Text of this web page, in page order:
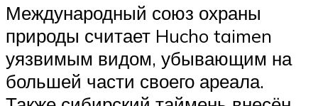
Международный союз охраны
природы считает Hucho taimen
уязвимым видом, убывающим на
большей части своего ареала.